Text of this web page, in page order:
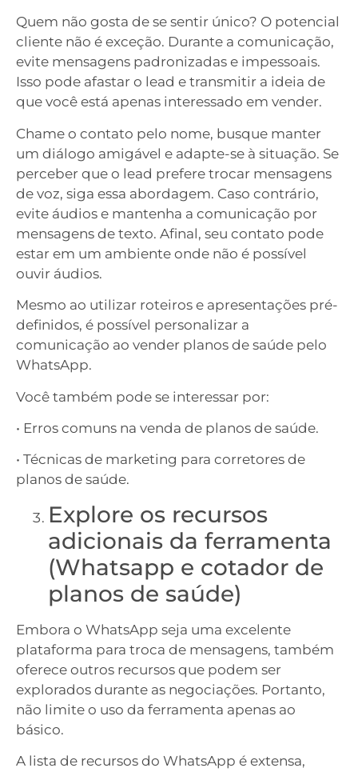
Quem não gosta de se sentir único? O potencial
cliente não é exceção. Durante a comunicação,
evite mensagens padronizadas e impessoais.
Isso pode afastar o lead e transmitir a ideia de
que você está apenas interessado em vender.
Chame o contato pelo nome, busque manter
um diálogo amigável e adapte-se à situação. Se
perceber que o lead prefere trocar mensagens
de voz, siga essa abordagem. Caso contrário,
evite áudios e mantenha a comunicação por
mensagens de texto. Afinal, seu contato pode
estar em um ambiente onde não é possível
ouvir áudios.
Mesmo ao utilizar roteiros e apresentações pré-
definidos, é possível personalizar a
comunicação ao vender planos de saúde pelo
WhatsApp.
Você também pode se interessar por:
• Erros comuns na venda de planos de saúde.
• Técnicas de marketing para corretores de
planos de saúde.
Explore os recursos
adicionais da ferramenta
(Whatsapp e cotador de
planos de saúde)
Embora o WhatsApp seja uma excelente
plataforma para troca de mensagens, também
oferece outros recursos que podem ser
explorados durante as negociações. Portanto,
não limite o uso da ferramenta apenas ao
básico.
A lista de recursos do WhatsApp é extensa,